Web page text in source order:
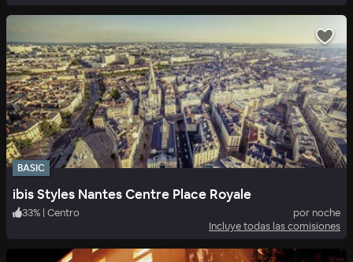
BASIC
ibis Styles Nantes Centre Place Royale
33% | Centro
por noche
Incluye todas las comisiones